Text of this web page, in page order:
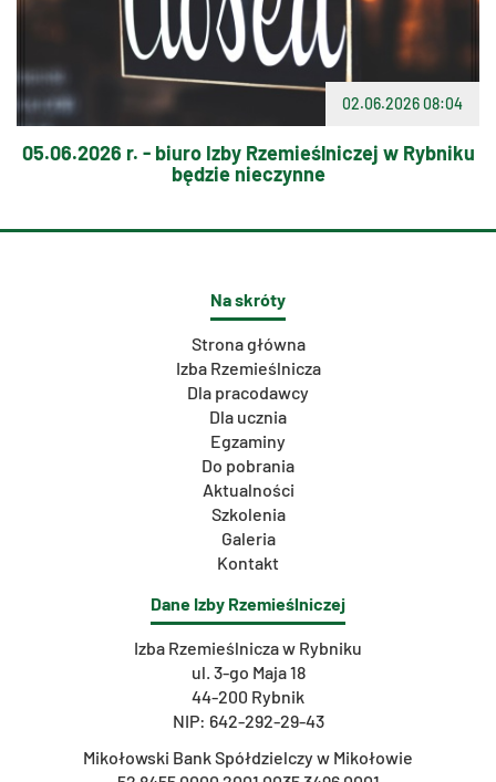
02.06.2026 08:04
05.06.2026 r. - biuro Izby Rzemieślniczej w Rybniku
będzie nieczynne
Na skróty
Strona główna
Izba Rzemieślnicza
Dla pracodawcy
Dla ucznia
Egzaminy
Do pobrania
Aktualności
Szkolenia
Galeria
Kontakt
Dane Izby Rzemieślniczej
Izba Rzemieślnicza w Rybniku
ul. 3-go Maja 18
44-200 Rybnik
NIP: 642-292-29-43
Mikołowski Bank Spółdzielczy w Mikołowie